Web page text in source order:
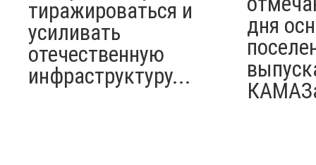
тиражироваться и
усиливать
отечественную
инфраструктуру...
дня